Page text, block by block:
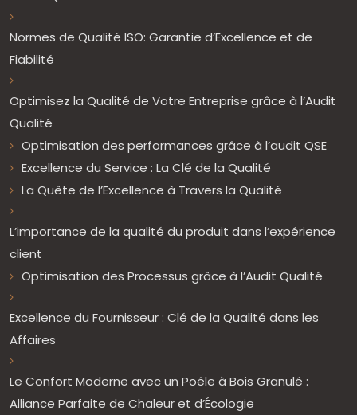
Normes de Qualité ISO: Garantie d’Excellence et de
Fiabilité
Optimisez la Qualité de Votre Entreprise grâce à l’Audit
Qualité
Optimisation des performances grâce à l’audit QSE
Excellence du Service : La Clé de la Qualité
La Quête de l’Excellence à Travers la Qualité
L’importance de la qualité du produit dans l’expérience
client
Optimisation des Processus grâce à l’Audit Qualité
Excellence du Fournisseur : Clé de la Qualité dans les
Affaires
Le Confort Moderne avec un Poêle à Bois Granulé :
Alliance Parfaite de Chaleur et d’Écologie